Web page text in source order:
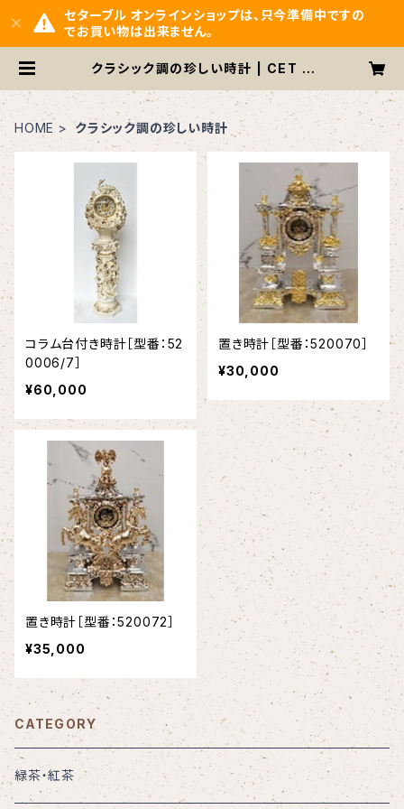
セターブル オンラインショップは、只今準備中ですの
でお買い物は出来ません。
クラシック調の珍しい時計 | CET A
HOME クラシック調の珍しい時計
コラム台付き時計［型番：52
0006/7］
¥60,000
置き時計［型番：520070］
¥30,000
置き時計［型番：520072］
¥35,000
CATEGORY
緑茶・紅茶